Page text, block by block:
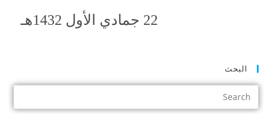
22 جمادي الأول 1432هـ
البحث